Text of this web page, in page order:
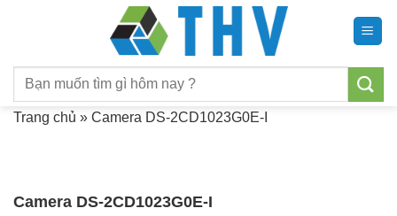
dung
Tìm
Trang chủ » Camera DS-2CD1023G0E-I
Camera DS-2CD1023G0E-I